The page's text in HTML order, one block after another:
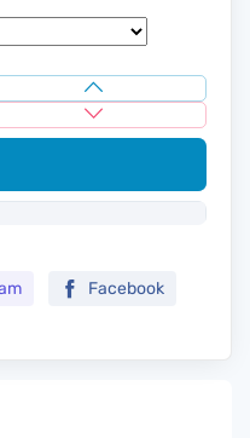
Facebook